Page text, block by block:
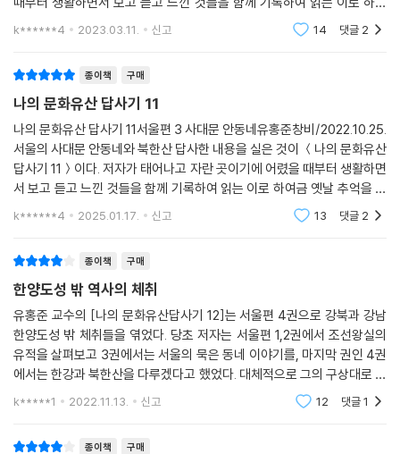
인사동1: 고서점 거리의 책방비화
인사동이라는 곳 / 일제강점기 인사동의 탄생 / 태화관과 기미독립선언서
/ 출판사와 서점의 등장 / 백두용과 전형필의 한남서림 / 이겸로의 통문관
/ 해방공간과 한국전쟁 후 인사동 서점 / 1960년대의 인사동 고서점 / 고
서점과 헌책방 / 인사동 서점의 단골손님들 / 나와 통문관
인사동2: 민예사랑과 현대미술의 거리
인사동의 미래유산 / 통인가게 이야기 / 인사동의 고미술상과 민예품 가게
전시회 풍년 / 1970년대 인사동의 묵향 / 미술 붐 시대의 화랑가 / 금당 살
인 사건 / 1980년대 대여 전시장의 등장 / ‘그림마당 민’의 탄생 / 오늘날의
인사동 화랑가
인사동3: 인사동을 사랑한 사람들
인사동길 북쪽의 르네쌍스 음악감상실 / 문화방송 사옥과 민정당사 / 인사
천 / 문인들의 인사동 진출 / 카페 평화만들기 / 낙서, 이용악의 「그리움」 /
금 옛날 추억을 더듬는 것 같은 생각을 하게 한다. 한양의 진산인 북악산을
k******4 2023.03.11. 신고 14 댓글 2
종이책 구매
나의 문화유산 답사기 11
나의 문화유산 답사기 11서울편 3 사대문 안동네유홍준창비/2022.10.25.
서울의 사대문 안동네와 북한산 답사한 내용을 실은 것이 ＜나의 문화유산
답사기 11＞이다. 저자가 태어나고 자란 곳이기에 어렸을 때부터 생활하면
서 보고 듣고 느낀 것들을 함께 기록하여 읽는 이로 하여금 옛날 추억을 더
듬는 것 같은 생각을 하게 한다. 한양의 진산인 북악산을 시작으로 경복궁
k******4 2025.01.17. 신고 13 댓글 2
종이책 구매
한양도성 밖 역사의 체취
유홍준 교수의 [나의 문화유산답사기 12]는 서울편 4권으로 강북과 강남
한양도성 밖 체취들을 엮었다. 당초 저자는 서울편 1,2권에서 조선왕실의
유적을 살펴보고 3권에서는 서울의 묵은 동네 이야기를, 마지막 권인 4권
에서는 한강과 북한산을 다루겠다고 했었다. 대체적으로 그의 구상대로 답
사가 이루어졌지만 한강 유역의 이야기가 빠져 조금은 아쉬움이 남는다. 4
k*****1 2022.11.13. 신고 12 댓글1
종이책 구매